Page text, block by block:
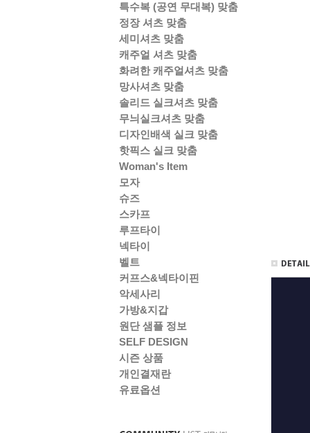
특수복 (공연 무대복) 맞춤
정장 셔츠 맞춤
세미셔츠 맞춤
캐주얼 셔츠 맞춤
화려한 캐주얼셔츠 맞춤
망사셔츠 맞춤
솔리드 실크셔츠 맞춤
무늬실크셔츠 맞춤
디자인배색 실크 맞춤
핫픽스 실크 맞춤
Woman's Item
모자
슈즈
스카프
루프타이
넥타이
벨트
커프스&넥타이핀
악세사리
가방&지갑
원단 샘플 정보
SELF DESIGN
시즌 상품
개인결재란
유료옵션